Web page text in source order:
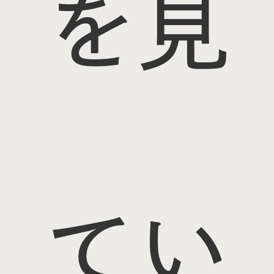
を見
てい